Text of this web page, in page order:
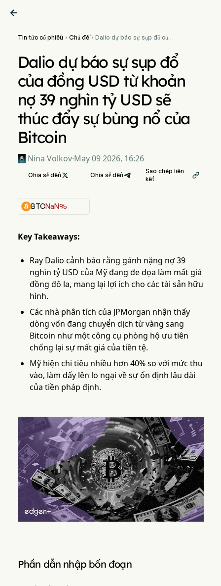

Tin tức cổ phiếu  Chủ đề Dalio dự báo sự sụp đổ của
bùng nổ của Bitcoin
Dalio dự báo sự sụp đổ
của đồng USD từ khoản
nợ 39 nghìn tỷ USD sẽ
thúc đẩy sự bùng nổ của
Bitcoin
Nina Volkov·May 09 2026, 16:26
Chia sẻ đến  Chia sẻ đến
Sao chép liên
kết

BTCNaN%
Key Takeaways:
Ray Dalio cảnh báo rằng gánh nặng nợ 39
nghìn tỷ USD của Mỹ đang đe dọa làm mất giá
đồng đô la, mang lại lợi ích cho các tài sản hữu
hình.
Các nhà phân tích của JPMorgan nhận thấy
dòng vốn đang chuyển dịch từ vàng sang
Bitcoin như một công cụ phòng hộ ưu tiên
chống lại sự mất giá của tiền tệ.
Mỹ hiện chi tiêu nhiều hơn 40% so với mức thu
vào, làm dấy lên lo ngại về sự ổn định lâu dài
của tiền pháp định.
Phần dẫn nhập bốn đoạn